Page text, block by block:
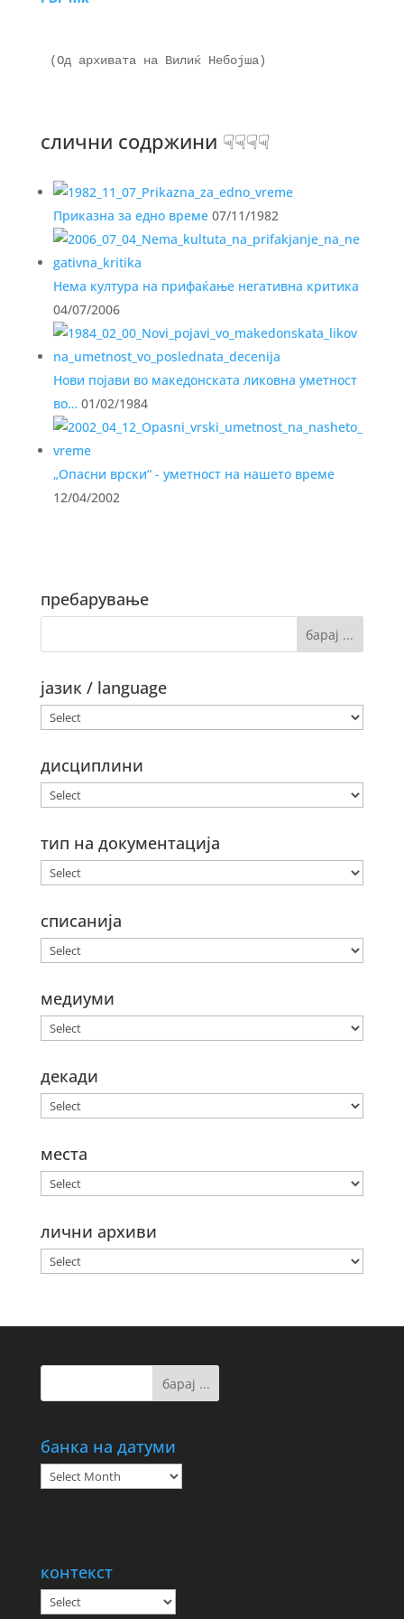
(Од архивата на Вилиќ Небојша)
слични содржини ☟☟☟☟
Приказна за едно време07/11/1982
Нема култура на прифаќање негативна критика
04/07/2006
Нови појави во македонската ликовна уметност
во… 01/02/1984
„Опасни врски“ - уметност на нашето време
12/04/2002
пребарување
јазик / language
дисциплини
тип на документација
списанија
медиуми
декади
места
лични архиви
банка на датуми
банка
на
контекст